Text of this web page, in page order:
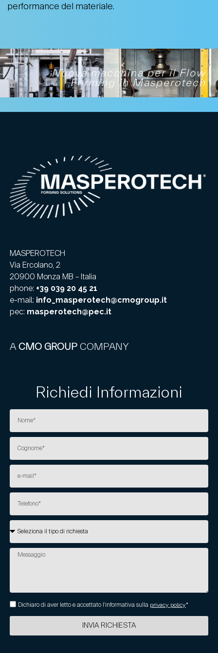
performance del materiale.
Nuova macchina per il Flow
Forming in Masperotech
MASPEROTECH
Via Ercolano, 2
20900 Monza MB – Italia
phone: +39 039 20 45 21
e-mail: info_masperotech@cmogroup.it
pec: masperotech@pec.it
A CMO GROUP COMPANY
Richiedi Informazioni
Dichiaro di aver letto e accettato l'informativa sulla privacy policy*
INVIA RICHIESTA